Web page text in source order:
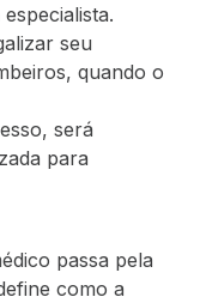
seu
quando o
será
para
passa pela
como a